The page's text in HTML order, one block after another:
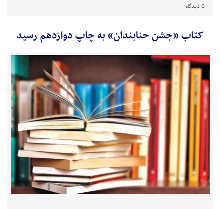
0 دیدگاه
کتاب «جشن حنابندان» به چاپ دوازدهم رسید